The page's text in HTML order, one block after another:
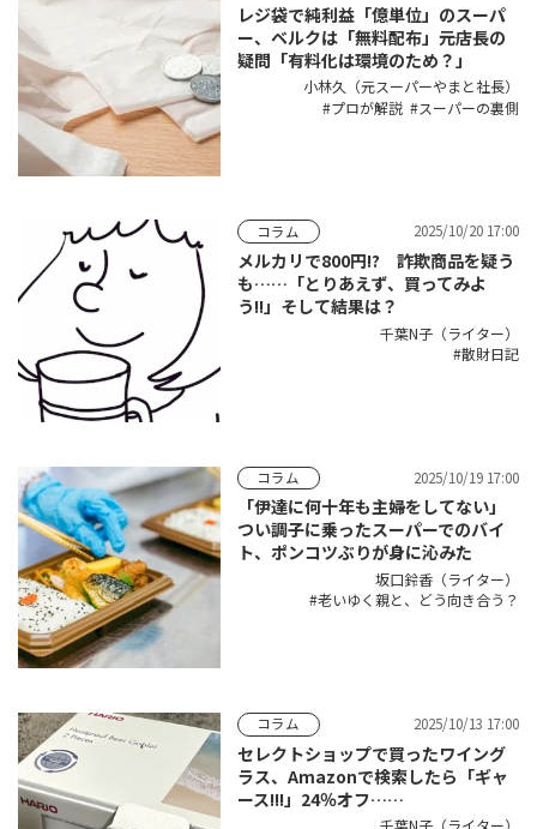
レジ袋で純利益「億単位」のスーパ
ー、ベルクは「無料配布」――元店長の
疑問「有料化は環境のため？」
小林久（元スーパーやまと社長）
プロが解説
スーパーの裏側
コラム 2025/10/20 17:00
メルカリで800円!? 詐欺商品を疑う
も……「とりあえず、買ってみよ
う!!」そして結果は？
千葉N子（ライター）
散財日記
コラム 2025/10/19 17:00
「伊達に何十年も主婦をしてない」
つい調子に乗ったスーパーでのバイ
ト、ポンコツぶりが身に沁みた
坂口鈴香（ライター）
老いゆく親と、どう向き合う？
コラム 2025/10/13 17:00
セレクトショップで買ったワイング
ラス、Amazonで検索したら「ギャ
ース!!!」24％オフ……